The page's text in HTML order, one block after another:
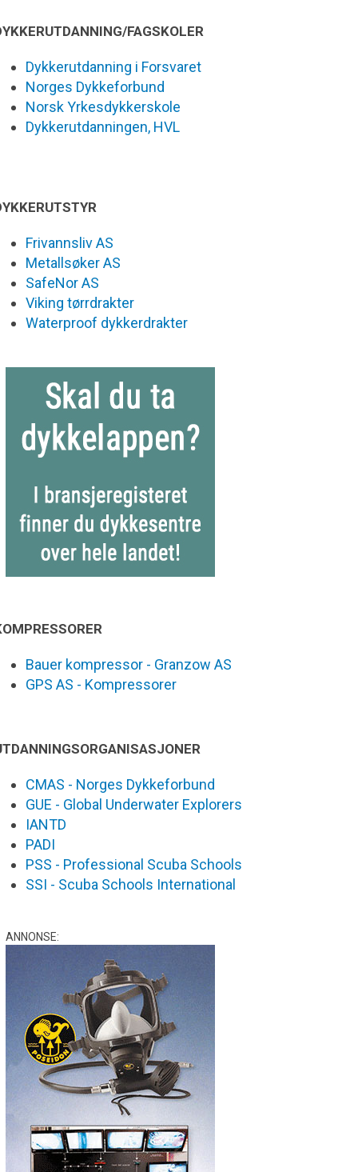
FAGSKOLER
Dykkerutdanning i Forsvaret
Norges Dykkeforbund
Norsk Yrkesdykkerskole
Dykkerutdanningen, HVL
Frivannsliv AS
Metallsøker AS
SafeNor AS
Viking tørrdrakter
Waterproof dykkerdrakter
Bauer kompressor - Granzow AS
GPS AS - Kompressorer
CMAS - Norges Dykkeforbund
GUE - Global Underwater Explorers
IANTD
PADI
PSS - Professional Scuba Schools
SSI - Scuba Schools International
ANNONSE: